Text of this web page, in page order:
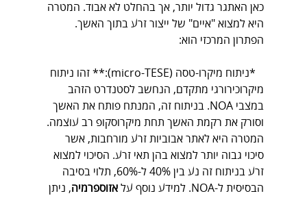
כאן האתגר גדול יותר, אך בהחלט לא אבוד. המטרה
היא למצוא "איים" של ייצור זרע בתוך האשך.
הפתרון המרכזי הוא:
*ניתוח מיקרו-טסה (micro-TESE):** זהו ניתוח
מיקרוכירורגי מתקדם, הנחשב לסטנדרט הזהב
במצבי NOA. בניתוח זה, המנתח פותח את האשך
וסורק את רקמת האשך תחת מיקרוסקופ רב עוצמה.
המטרה היא לאתר אבוביות זרע מורחבות, אשר
סיכוי גבוה יותר למצוא בהן תאי זרע. הסיכוי למצוא
זרע בניתוח זה נע בין 40% ל-60%, תלוי בסיבה
הבסיסית ל-NOA. למידע נוסף על
אזוספרמיה, ניתן